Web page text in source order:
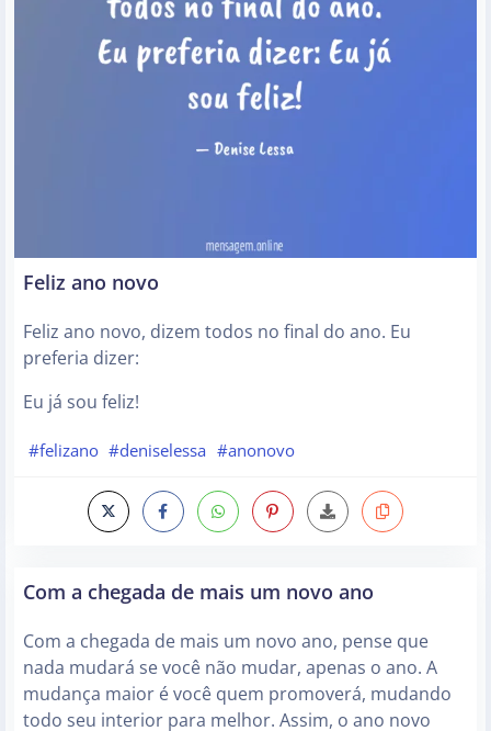
Feliz ano novo
Feliz ano novo, dizem todos no final do ano. Eu
preferia dizer:
Eu já sou feliz!
#felizano #deniselessa #anonovo
Com a chegada de mais um novo ano
Com a chegada de mais um novo ano, pense que
nada mudará se você não mudar, apenas o ano. A
mudança maior é você quem promoverá, mudando
todo seu interior para melhor. Assim, o ano novo